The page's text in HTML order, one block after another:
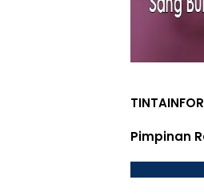
Pimpinan